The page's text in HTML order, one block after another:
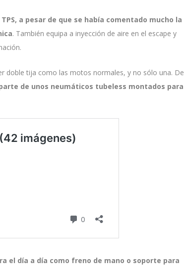
a pesar de que se había comentado mucho la
. También equipa a inyección de aire en el escape y
doble tija como las motos normales, y no sólo una. De
de unos neumáticos tubeless montados para
el día a día como freno de mano o soporte para